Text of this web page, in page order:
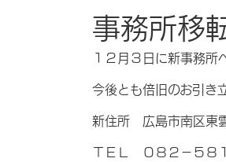
事務所移
１２月３日に新事務所
今後とも倍旧のお引き
新住所 広島市南区東
ＴＥＬ ０８２－５８